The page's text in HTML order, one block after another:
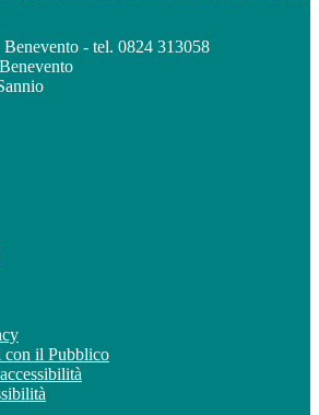
- tel. 0824 313058
il Pubblico